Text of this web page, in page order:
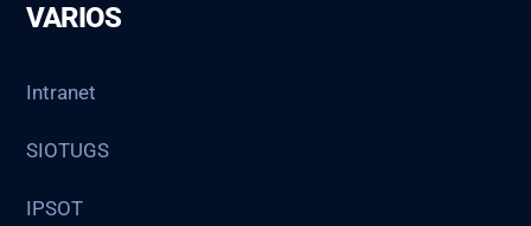
VARIOS
Intranet
SIOTUGS
IPSOT